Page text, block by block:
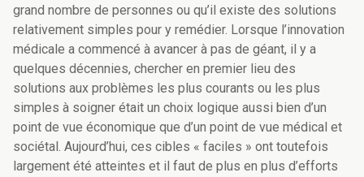
grand nombre de personnes ou qu’il existe des solutions
relativement simples pour y remédier. Lorsque l’innovation
médicale a commencé à avancer à pas de géant, il y a
quelques décennies, chercher en premier lieu des
solutions aux problèmes les plus courants ou les plus
simples à soigner était un choix logique aussi bien d’un
point de vue économique que d’un point de vue médical et
sociétal. Aujourd’hui, ces cibles « faciles » ont toutefois
largement été atteintes et il faut de plus en plus d’efforts